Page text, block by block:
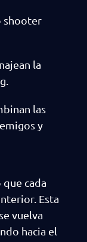
shooter
la
las
y
cada
Esta
vuelva
hacia el